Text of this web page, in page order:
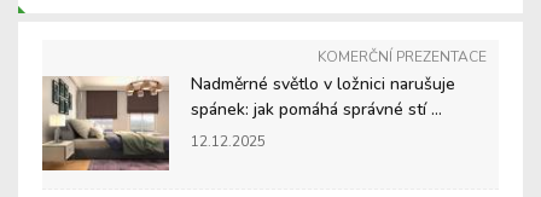
KOMERČNÍ PREZENTACE
Nadměrné světlo v ložnici narušuje
spánek: jak pomáhá správné stí ...
12.12.2025